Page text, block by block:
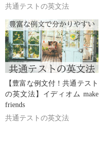
共通テストの英文法
【豊富な例文付！共通テスト
の英文法】イディオム make
friends
共通テストの英文法